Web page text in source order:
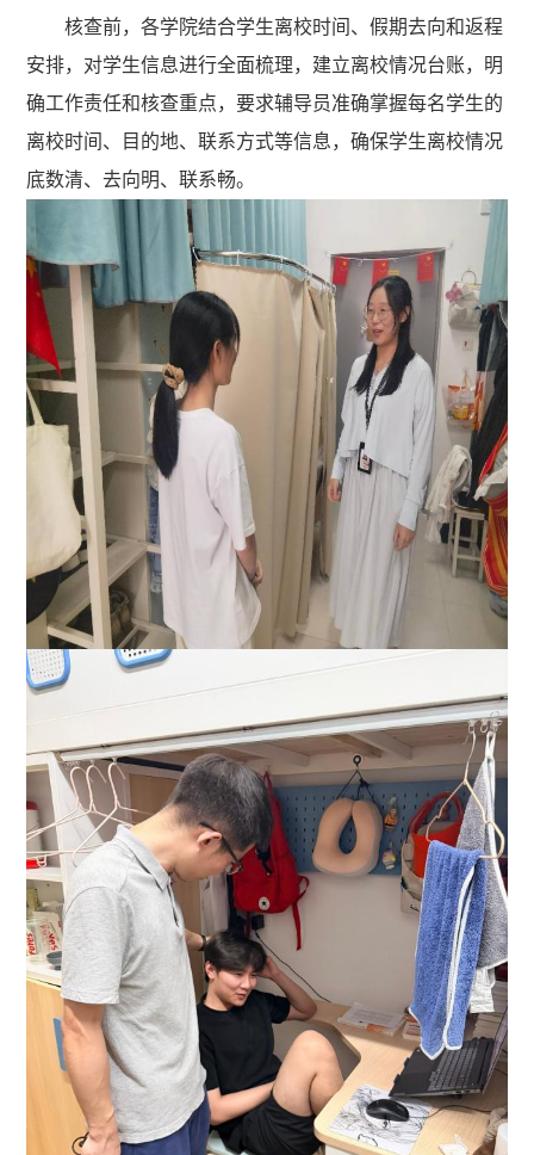
核查前，各学院结合学生离校时间、假期去向和返程
安排，对学生信息进行全面梳理，建立离校情况台账，明
确工作责任和核查重点，要求辅导员准确掌握每名学生的
离校时间、目的地、联系方式等信息，确保学生离校情况
底数清、去向明、联系畅。